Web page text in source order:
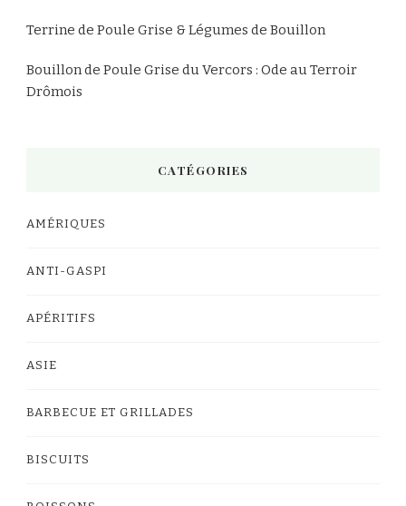
Terrine de Poule Grise & Légumes de Bouillon
Bouillon de Poule Grise du Vercors : Ode au Terroir
Drômois
CATÉGORIES
AMÉRIQUES
ANTI-GASPI
APÉRITIFS
ASIE
BARBECUE ET GRILLADES
BISCUITS